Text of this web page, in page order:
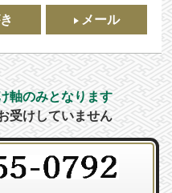
メール
軸のみとなります
受けしていません